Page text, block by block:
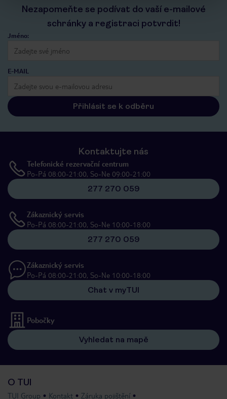
Nezapomeňte se podívat do vaší e-mailové
schránky a registraci potvrdit!
Jméno:
E-MAIL
Přihlásit se k odběru
Kontaktujte nás
Telefonické rezervační centrum
Po-Pá 08:00-21:00, So-Ne 09:00-21:00
277 270 059
Zákaznický servis
Po-Pá 08:00-21:00, So-Ne 10:00-18:00
277 270 059
Zákaznický servis
Po-Pá 08:00-21:00, So-Ne 10:00-18:00
Chat v myTUI
Pobočky
Vyhledat na mapě
O TUI
TUI Group Kontakt Záruka pojištění